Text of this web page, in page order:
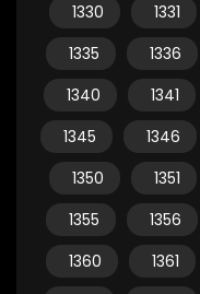
1330
1331
1335
1336
1340
1341
1345
1346
1350
1351
1355
1356
1360
1361